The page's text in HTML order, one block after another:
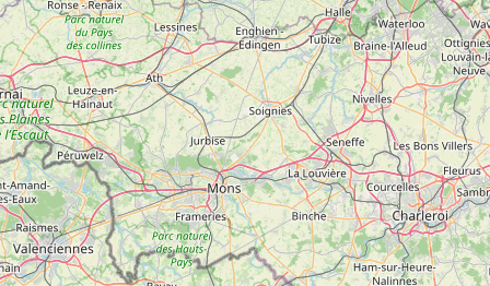
Het lossen van de kunst
Kerkstraten
7 rollen van Steven Seagal
Dodentocht
Redelijk slecht weer
In vogelvlucht